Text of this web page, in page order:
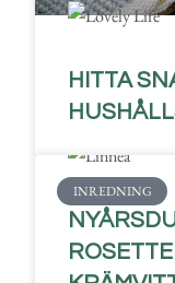
HITTA
INREDNING